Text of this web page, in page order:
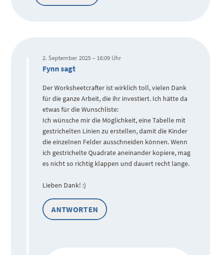
2. September 2025 – 16:09 Uhr
Fynn sagt
Der Worksheetcrafter ist wirklich toll, vielen Dank
für die ganze Arbeit, die ihr investiert. Ich hätte da
etwas für die Wunschliste:
Ich wünsche mir die Möglichkeit, eine Tabelle mit
gestrichelten Linien zu erstellen, damit die Kinder
die einzelnen Felder ausschneiden können. Wenn
ich gestrichelte Quadrate aneinander kopiere, mag
es nicht so richtig klappen und dauert recht lange.
Lieben Dank! :)
ANTWORTEN